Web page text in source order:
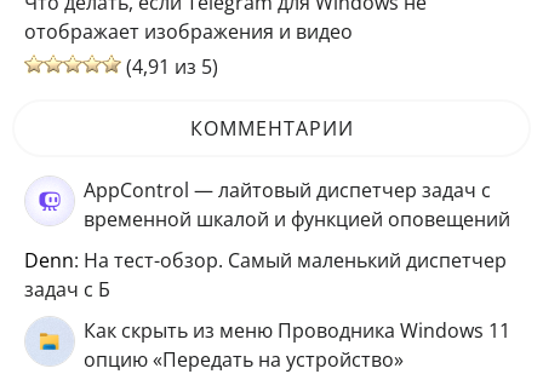
отображает изображения и видео
(4,91 из 5)
КОММЕНТАРИИ
AppControl — лайтовый диспетчер задач с
временной шкалой и функцией оповещений
Denn: На тест-обзор. Самый маленький диспетчер
задач с Б
Как скрыть из меню Проводника Windows 11
опцию «Передать на устройство»